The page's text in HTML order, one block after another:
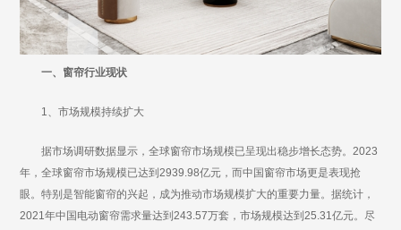
一、窗帘行业现状
1、市场规模持续扩大
据市场调研数据显示，全球窗帘市场规模已呈现出稳步增长态势。2023
年，全球窗帘市场规模已达到2939.98亿元，而中国窗帘市场更是表现抢
眼。特别是智能窗帘的兴起，成为推动市场规模扩大的重要力量。据统计，
2021年中国电动窗帘需求量达到243.57万套，市场规模达到25.31亿元。尽